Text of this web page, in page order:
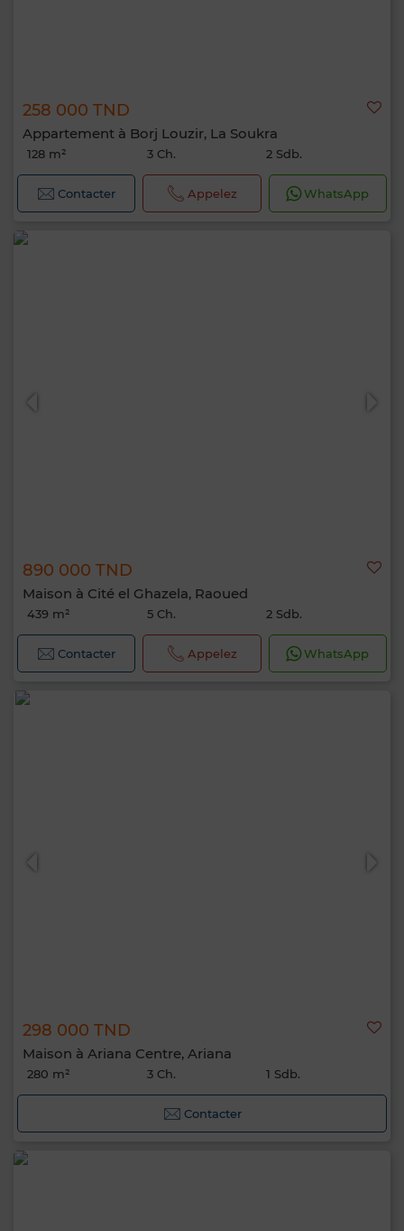
258 000 TND
Appartement à Borj Louzir, La Soukra
128 m² 3 Ch. 2 Sdb.
Contacter Appelez WhatsApp
890 000 TND
Maison à Cité el Ghazela, Raoued
439 m² 5 Ch. 2 Sdb.
Contacter Appelez WhatsApp
298 000 TND
Maison à Ariana Centre, Ariana
280 m² 3 Ch. 1 Sdb.
Contacter